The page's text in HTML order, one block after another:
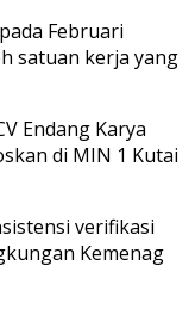
Februari
satuan kerja yang
Endang Karya
di MIN 1 Kutai
verifikasi
Kemenag